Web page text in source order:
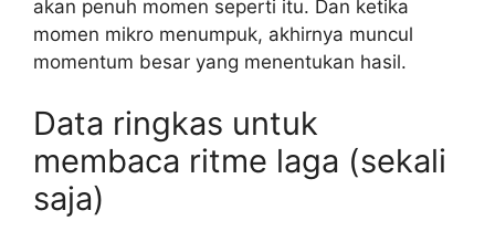
akan penuh momen seperti itu. Dan ketika
momen mikro menumpuk, akhirnya muncul
momentum besar yang menentukan hasil.
Data ringkas untuk
membaca ritme laga (sekali
saja)